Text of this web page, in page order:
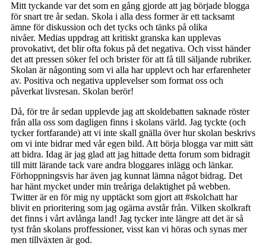
Mitt tyckande var det som en gång gjorde att jag började blogga
för snart tre år sedan. Skola i alla dess former är ett tacksamt
ämne för diskussion och det tycks och tänks på olika
nivåer. Medias uppdrag att kritiskt granska kan upplevas
provokativt, det blir ofta fokus på det negativa. Och visst händer
det att pressen söker fel och brister för att få till säljande rubriker.
Skolan är någonting som vi alla har upplevt och har erfarenheter
av. Positiva och negativa upplevelser som format oss och
påverkat livsresan. Skolan berör!
Då, för tre år sedan upplevde jag att skoldebatten saknade röster
från alla oss som dagligen finns i skolans värld. Jag tyckte (och
tycker fortfarande) att vi inte skall gnälla över hur skolan beskrivs
om vi inte bidrar med vår egen bild. Att börja blogga var mitt sätt
att bidra. Idag är jag glad att jag hittade detta forum som bidragit
till mitt lärande tack vare andra bloggares inlägg och länkar.
Förhoppningsvis har även jag kunnat lämna något bidrag. Det
har hänt mycket under min treåriga delaktighet på webben.
Twitter är en för mig ny upptäckt som gjort att #skolchatt har
blivit en prioritering som jag ogärna avstår från. Vilken skolkraft
det finns i vårt avlånga land! Jag tycker inte längre att det är så
tyst från skolans proffessioner, visst kan vi höras och synas mer
men tillväxten är god.